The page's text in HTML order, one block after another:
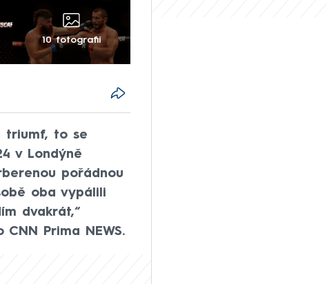
10 fotografií
triumf, to se
v Londýně
pořádnou
oba vypálili
dvakrát,“
Prima NEWS.